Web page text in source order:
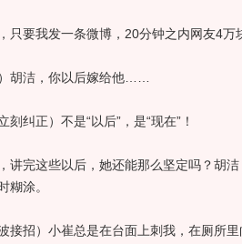
要我发一条微博，20分钟之内网友4万
洁，你以后嫁给他……
正）不是“以后”，是“现在”！
完这些以后，她还能那么坚定吗？胡洁
糊涂。
招）小崔总是在台面上刺我，在厕所里